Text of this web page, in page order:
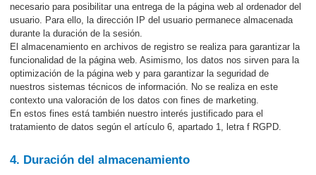
necesario para posibilitar una entrega de la página web al ordenador del
usuario. Para ello, la dirección IP del usuario permanece almacenada
durante la duración de la sesión.
El almacenamiento en archivos de registro se realiza para garantizar la
funcionalidad de la página web. Asimismo, los datos nos sirven para la
optimización de la página web y para garantizar la seguridad de
nuestros sistemas técnicos de información. No se realiza en este
contexto una valoración de los datos con fines de marketing.
En estos fines está también nuestro interés justificado para el
tratamiento de datos según el artículo 6, apartado 1, letra f RGPD.
4. Duración del almacenamiento